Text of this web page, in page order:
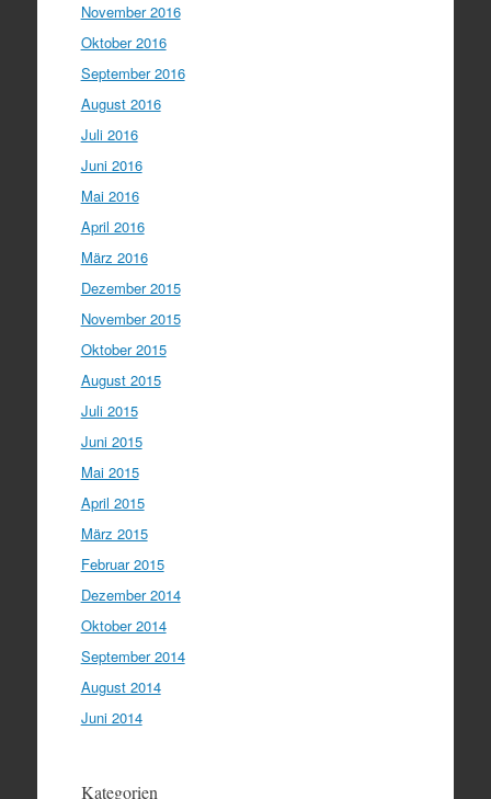
November 2016
Oktober 2016
September 2016
August 2016
Juli 2016
Juni 2016
Mai 2016
April 2016
März 2016
Dezember 2015
November 2015
Oktober 2015
August 2015
Juli 2015
Juni 2015
Mai 2015
April 2015
März 2015
Februar 2015
Dezember 2014
Oktober 2014
September 2014
August 2014
Juni 2014
Kategorien